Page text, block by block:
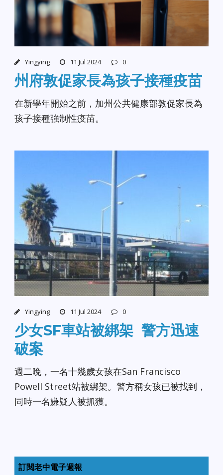
Yingying 11 Jul 2024 0
州府敦促家長為孩子接種疫苗
在新學年開始之前，加州公共健康部敦促家長為
孩子接種強制性疫苗。
Yingying 11 Jul 2024 0
少女SF車站被綁架 警方迅速
破案
週二晚，一名十幾歲女孩在San Francisco
Powell Street站被綁架。警方稱女孩已被找到，
同時一名嫌疑人被抓獲。
訂閱老中電子週報